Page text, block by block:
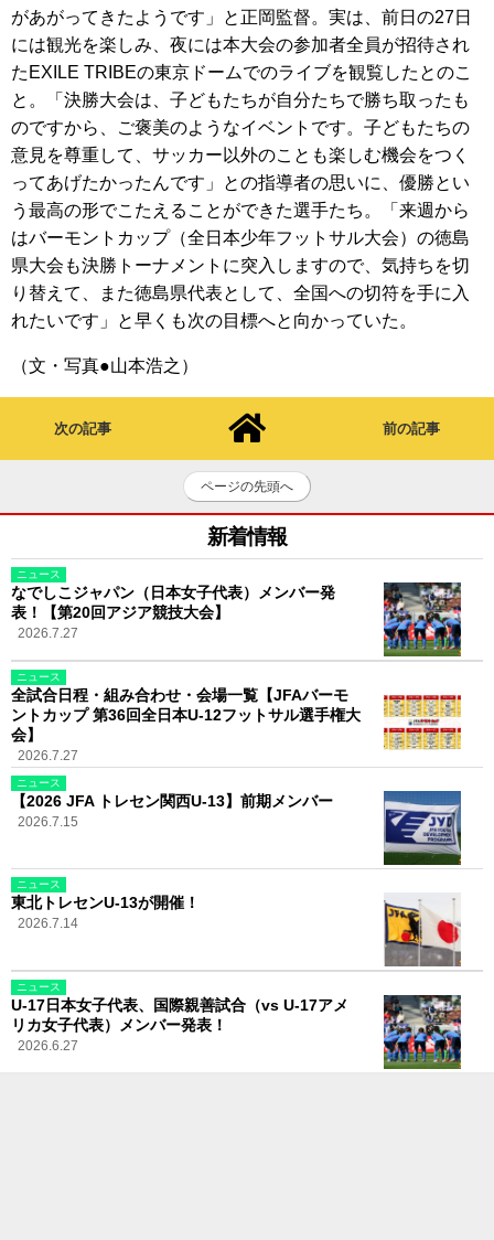
があがってきたようです」と正岡監督。実は、前日の27日
には観光を楽しみ、夜には本大会の参加者全員が招待され
たEXILE TRIBEの東京ドームでのライブを観覧したとのこ
と。「決勝大会は、子どもたちが自分たちで勝ち取ったも
のですから、ご褒美のようなイベントです。子どもたちの
意見を尊重して、サッカー以外のことも楽しむ機会をつく
ってあげたかったんです」との指導者の思いに、優勝とい
う最高の形でこたえることができた選手たち。「来週から
はバーモントカップ（全日本少年フットサル大会）の徳島
県大会も決勝トーナメントに突入しますので、気持ちを切
り替えて、また徳島県代表として、全国への切符を手に入
れたいです」と早くも次の目標へと向かっていた。
（文・写真●山本浩之）
次の記事 前の記事
ページの先頭へ
新着情報
ニュース
なでしこジャパン（日本女子代表）メンバー発
表！【第20回アジア競技大会】
2026.7.27
ニュース
全試合日程・組み合わせ・会場一覧【JFAバーモ
ントカップ 第36回全日本U-12フットサル選手権大
会】
2026.7.27
ニュース
【2026 JFA トレセン関西U-13】前期メンバー
2026.7.15
ニュース
東北トレセンU-13が開催！
2026.7.14
ニュース
U-17日本女子代表、国際親善試合（vs U-17アメ
リカ女子代表）メンバー発表！
2026.6.27